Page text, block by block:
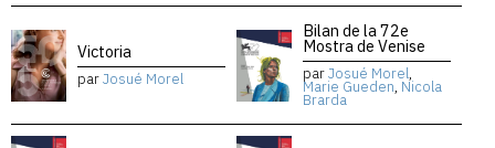
Victoria
parJosué Morel
Bilan de la 72e
Mostra de Venise
parJosué Morel,
Marie Gueden, Nicola
Brarda